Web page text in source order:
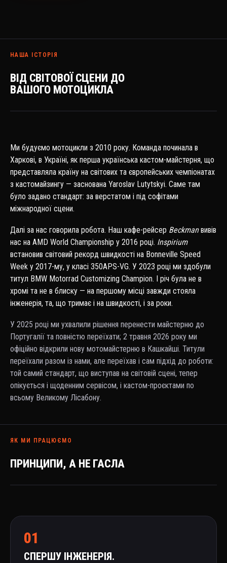
НАША ІСТОРІЯ
ВІД СВІТОВОЇ СЦЕНИ ДО
ВАШОГО МОТОЦИКЛА
Ми будуємо мотоцикли з 2010 року. Команда починала в
Харкові, в Україні, як перша українська кастом-майстерня, що
представляла країну на світових та європейських чемпіонатах
з кастомайзингу — заснована Yaroslav Lutytskyi. Саме там
було задано стандарт: за верстатом і під софітами
міжнародної сцени.
Далі за нас говорила робота. Наш кафе-рейсер Beckmanвивів
нас на AMD World Championship у 2016 році. Inspirium
встановив світовий рекорд швидкості на Bonneville Speed
Week у 2017-му, у класі 350APS-VG. У 2023 році ми здобули
титул BMW Motorrad Customizing Champion. І річ була не в
хромі та не в блиску — на першому місці завжди стояла
інженерія, та, що тримає і на швидкості, і за роки.
У 2025 році ми ухвалили рішення перенести майстерню до
Португалії та повністю переїхати; 2 травня 2026 року ми
офіційно відкрили нову мотомайстерню в Кашкайші. Титули
переїхали разом із нами, але переїхав і сам підхід до роботи:
той самий стандарт, що виступав на світовій сцені, тепер
опікується і щоденним сервісом, і кастом-проєктами по
всьому Великому Лісабону.
ЯК МИ ПРАЦЮЄМО
ПРИНЦИПИ, А НЕ ГАСЛА
01
СПЕРШУ ІНЖЕНЕРІЯ.